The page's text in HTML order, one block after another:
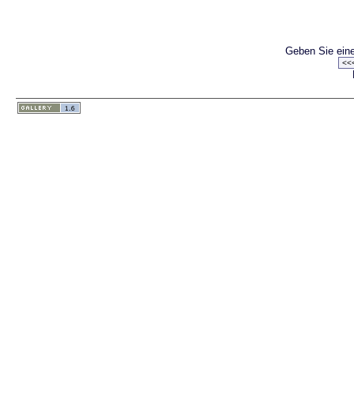
Geben Sie